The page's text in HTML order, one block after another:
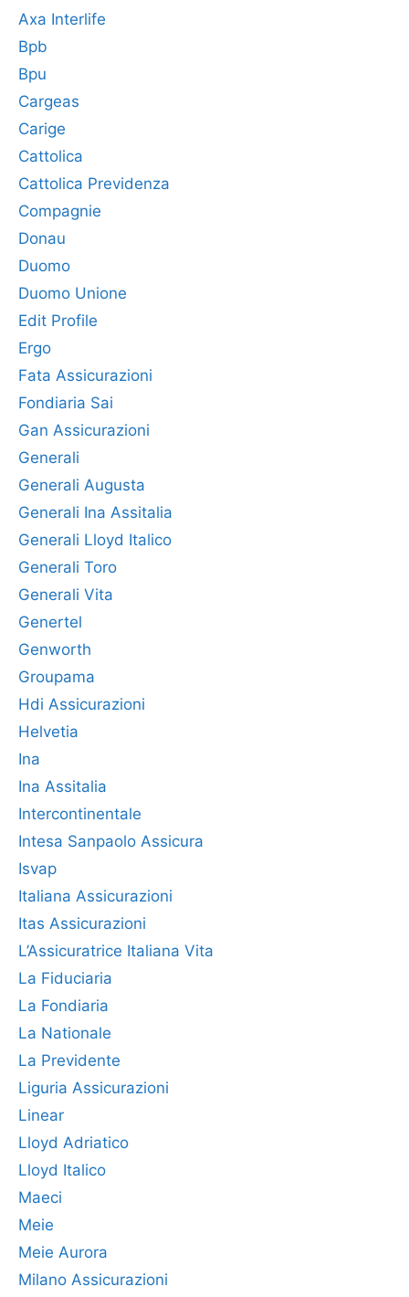
Axa Interlife
Bpb
Bpu
Cargeas
Carige
Cattolica
Cattolica Previdenza
Compagnie
Donau
Duomo
Duomo Unione
Edit Profile
Ergo
Fata Assicurazioni
Fondiaria Sai
Gan Assicurazioni
Generali
Generali Augusta
Generali Ina Assitalia
Generali Lloyd Italico
Generali Toro
Generali Vita
Genertel
Genworth
Groupama
Hdi Assicurazioni
Helvetia
Ina
Ina Assitalia
Intercontinentale
Intesa Sanpaolo Assicura
Isvap
Italiana Assicurazioni
Itas Assicurazioni
L’Assicuratrice Italiana Vita
La Fiduciaria
La Fondiaria
La Nationale
La Previdente
Liguria Assicurazioni
Linear
Lloyd Adriatico
Lloyd Italico
Maeci
Meie
Meie Aurora
Milano Assicurazioni